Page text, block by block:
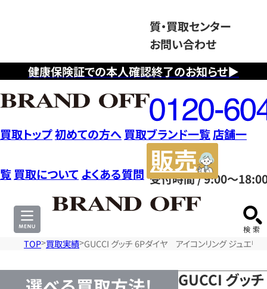
健康保険証での本人確認終了のお知らせ▶
質・買取センター
お問い合わせ
フ
リ
ー
ダ
イ
ヤ
ル
0120604117
受付時間 / 9:00～
買取トップ初めての方へ 買取ブランド一覧店舗一
覧 買取について よくある質問
サ
TOP 買取実績 GUCCI グッチ 6Pダイヤ アイコンリング ジュエリ
GUCCI グッ